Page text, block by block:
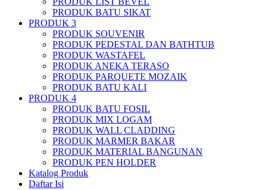
PRODUK BATU SIKAT
PRODUK 3
PRODUK SOUVENIR
PRODUK PEDESTAL DAN BATHTUB
PRODUK WASTAFEL
PRODUK ANEKA TERASO
PRODUK PARQUETE MOZAIK
PRODUK BATU KALI
PRODUK 4
PRODUK BATU FOSIL
PRODUK MIX LOGAM
PRODUK WALL CLADDING
PRODUK MARMER BAKAR
PRODUK MATERIAL BANGUNAN
PRODUK PEN HOLDER
Katalog Produk
Daftar Isi